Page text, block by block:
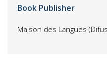
Book Publisher
Maison des Langues